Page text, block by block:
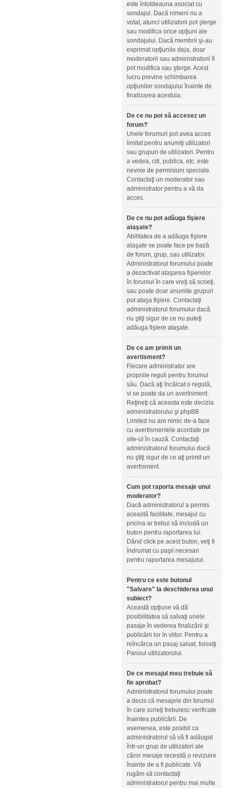
este întotdeauna asociat cu
sondajul. Dacă nimeni nu a
votat, atunci utilizatorii pot şterge
sau modifica orice opţiuni ale
sondajului. Dacă membrii şi-au
exprimat opţiunile deja, doar
moderatorii sau administratorii îl
pot modifica sau şterge. Acest
lucru previne schimbarea
opţiunilor sondajului înainte de
finalizarea acestuia.
De ce nu pot să accesez un
forum?
Unele forumuri pot avea acces
limitat pentru anumiţi utilizatori
sau grupuri de utilizatori. Pentru
a vedea, citi, publica, etc. este
nevoie de permisiuni speciale.
Contactaţi un moderator sau
administrator pentru a vă da
acces.
De ce nu pot adăuga fişiere
ataşate?
Abilitatea de a adăuga fişiere
ataşate se poate face pe bază
de forum, grup, sau utilizator.
Administratorul forumului poate
a dezactivat ataşarea fişierelor
în forumul în care vreţi să scrieţi,
sau poate doar anumite grupuri
pot ataşa fişiere. Contactaţi
administratorul forumului dacă
nu ştiţi sigur de ce nu puteţi
adăuga fişiere ataşate.
De ce am primit un
avertisment?
Fiecare administrator are
propriile reguli pentru forumul
său. Dacă aţi încălcat o regulă,
vi se poate da un avertisment.
Reţineţi că aceasta este decizia
administratorului şi phpBB
Limited nu are nimic de-a face
cu avertismentele acordate pe
site-ul în cauză. Contactaţi
administratorul forumului dacă
nu ştiţi sigur de ce aţi primit un
avertisment.
Cum pot raporta mesaje unui
moderator?
Dacă administratorul a permis
această facilitate, mesajul cu
pricina ar trebui să includă un
buton pentru raportarea lui.
Dând click pe acest buton, veţi fi
îndrumat cu paşii necesari
pentru raportarea mesajului.
Pentru ce este butonul
"Salvare" la deschiderea unui
subiect?
Această opţiune vă dă
posibilitatea să salvaţi unele
pasaje în vederea finalizării şi
publicării lor în viitor. Pentru a
reîncărca un pasaj salvat, folosiţi
Panoul utilizatorului.
De ce mesajul meu trebuie să
fie aprobat?
Administratorul forumului poate
a decis că mesajele din forumul
în care scrieţi trebuiesc verificate
înaintea publicării. De
asemenea, este posibil ca
administratorul să vă fi adăugat
într-un grup de utilizatori ale
căror mesaje recesită o revizuire
înainte de a fi publicate. Vă
rugăm să contactaţi
administratorul pentru mai multe